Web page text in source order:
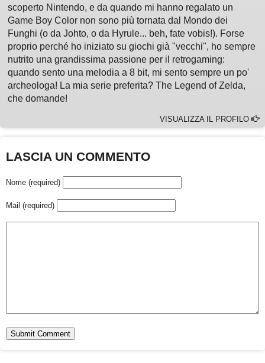
scoperto Nintendo, e da quando mi hanno regalato un
Game Boy Color non sono più tornata dal Mondo dei
Funghi (o da Johto, o da Hyrule... beh, fate vobis!). Forse
proprio perché ho iniziato su giochi già "vecchi", ho sempre
nutrito una grandissima passione per il retrogaming:
quando sento una melodia a 8 bit, mi sento sempre un po'
archeologa! La mia serie preferita? The Legend of Zelda,
che domande!
VISUALIZZA IL PROFILO
LASCIA UN COMMENTO
Nome (required)
Mail (required)